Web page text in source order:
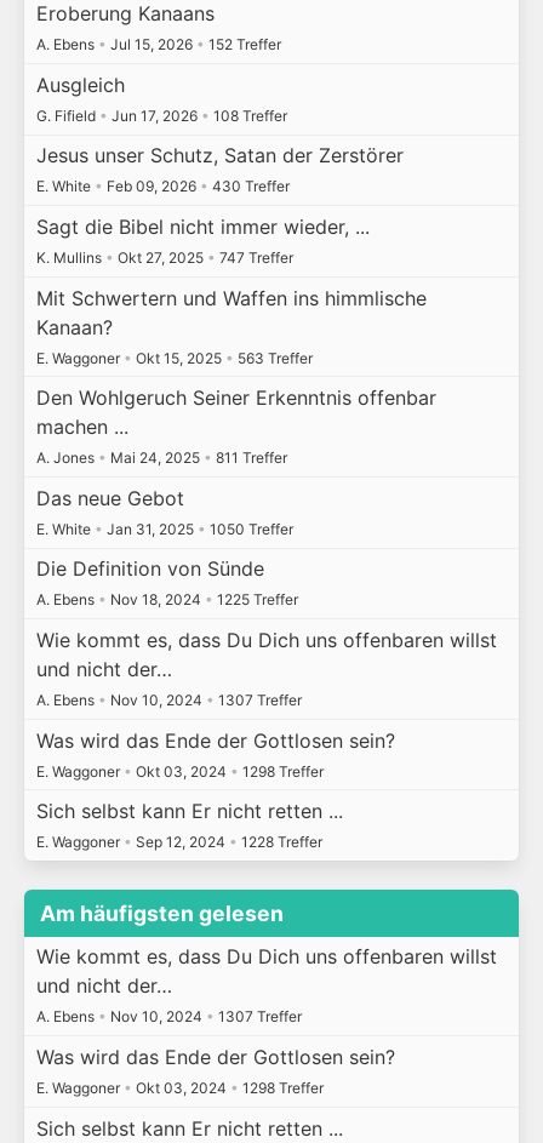
Eroberung Kanaans
A. Ebens • Jul 15, 2026 • 152 Treffer
Ausgleich
G. Fifield • Jun 17, 2026 • 108 Treffer
Jesus unser Schutz, Satan der Zerstörer
E. White • Feb 09, 2026 • 430 Treffer
Sagt die Bibel nicht immer wieder, ...
K. Mullins • Okt 27, 2025 • 747 Treffer
Mit Schwertern und Waffen ins himmlische
Kanaan?
E. Waggoner • Okt 15, 2025 • 563 Treffer
Den Wohlgeruch Seiner Erkenntnis offenbar
machen ...
A. Jones • Mai 24, 2025 • 811 Treffer
Das neue Gebot
E. White • Jan 31, 2025 • 1050 Treffer
Die Definition von Sünde
A. Ebens • Nov 18, 2024 • 1225 Treffer
Wie kommt es, dass Du Dich uns offenbaren willst
und nicht der…
A. Ebens • Nov 10, 2024 • 1307 Treffer
Was wird das Ende der Gottlosen sein?
E. Waggoner • Okt 03, 2024 • 1298 Treffer
Sich selbst kann Er nicht retten ...
E. Waggoner • Sep 12, 2024 • 1228 Treffer
Am häufigsten gelesen
Wie kommt es, dass Du Dich uns offenbaren willst
und nicht der…
A. Ebens • Nov 10, 2024 • 1307 Treffer
Was wird das Ende der Gottlosen sein?
E. Waggoner • Okt 03, 2024 • 1298 Treffer
Sich selbst kann Er nicht retten ...